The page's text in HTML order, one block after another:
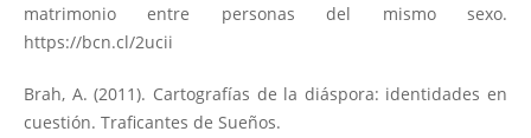
matrimonio entre personas del mismo sexo.
https://bcn.cl/2ucii
Brah, A. (2011). Cartografías de la diáspora: identidades en
cuestión. Traficantes de Sueños.